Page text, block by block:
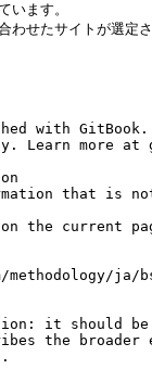
ることを
保存を組み
with
Learn more at
that is
on the current
ja/
it should
the